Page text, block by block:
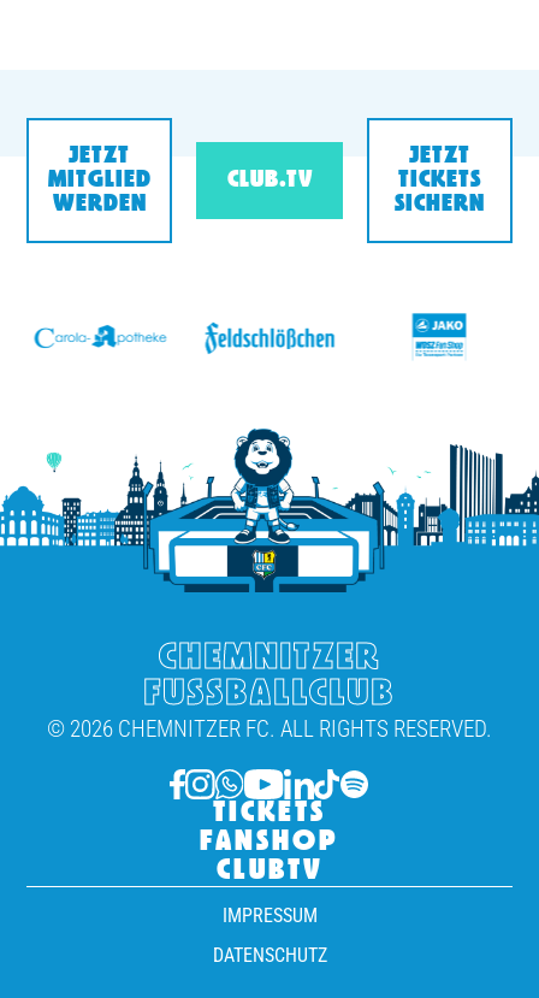
JETZT
MITGLIED
WERDEN
CLUB.TV
JETZT
TICKETS
SICHERN
CHEMNITZER
FUSSBALLCLUB
© 2026 CHEMNITZER FC. ALL RIGHTS RESERVED.
TICKETS
FANSHOP
CLUBTV
IMPRESSUM
DATENSCHUTZ